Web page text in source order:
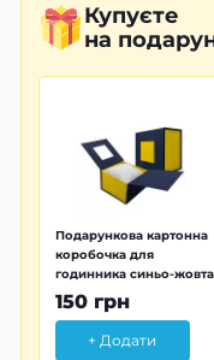
Купуєте
на
Подарункова картонна
коробочка для
годинника синьо-жовта
150 грн
+ Додати